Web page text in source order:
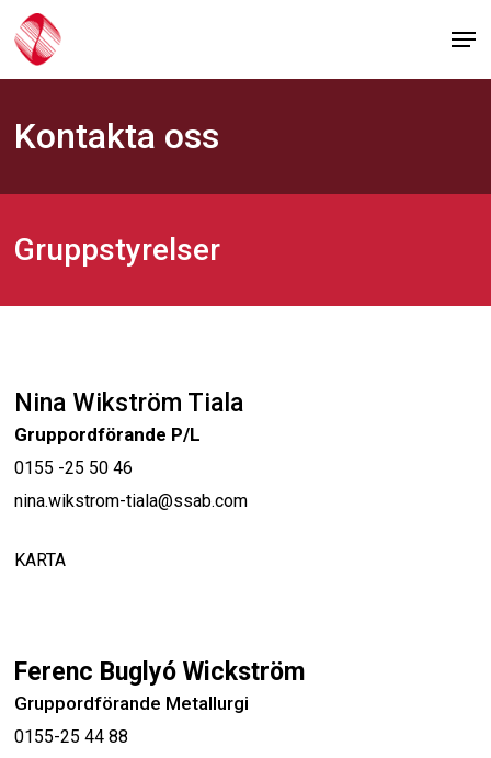
Skip
main
Kontakta oss
Gruppstyrelser
Nina Wikström Tiala
Gruppordförande P/L
0155 -25 50 46
nina.wikstrom-tiala@ssab.com
KARTA
Ferenc Buglyó Wickström
Gruppordförande Metallurgi
0155-25 44 88